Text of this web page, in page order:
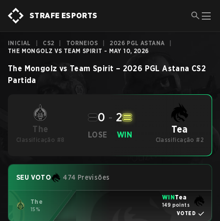
STRAFE ESPORTS
INICIAL CS2 TORNEIOS 2026 PGL ASTANA
THE MONGOLZ VS TEAM SPIRIT - MAY 10, 2026
The Mongolz vs Team Spirit – 2026 PGL Astana CS2
Partida
The
Classificação #8
LOSE
0 - 2
WIN Tea
Classificação #2
SEU VOTO 474 Previsões
The
15%
WINTea
149 points
VOTED